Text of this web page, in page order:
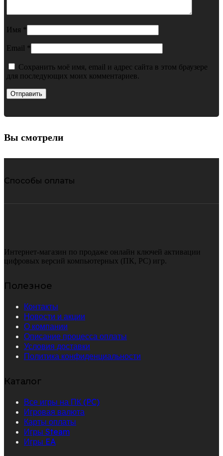
Имя *
Email *
Сохранить моё имя, email и адрес сайта в этом браузере
для последующих моих комментариев.
Вы смотрели
Способы оплаты
Интернет-магазин по продаже онлайн ключей активации
цифровых версий компьютерных (ПК, PC) игр.
Полезное
Контакты
Новости и акции
О компании
Описание процесса оплаты
Условия доставки
Политика конфиденциальности
Каталог
Все игры на ПК (PC)
Игровая валюта
Карты оплаты
Игры Steam
Игры EA